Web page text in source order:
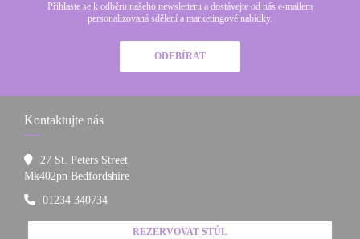
Přihlaste se k odběru našeho newsletteru a dostávejte od nás e-mailem
personalizovaná sdělení a marketingové nabídky.
ODEBÍRAT
Kontaktujte nás
27 St. Peters Street
Mk402pn Bedfordshire((otevře se v novém okně))
01234 340734
REZERVOVAT STŮL